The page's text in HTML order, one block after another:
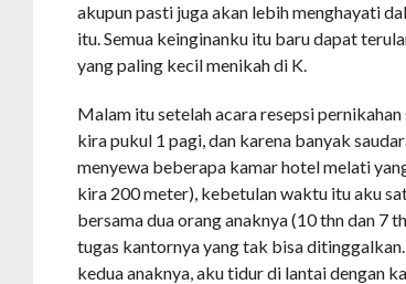
akupun pasti juga akan lebih menghayati
itu. Semua keinginanku itu baru dapat
yang paling kecil menikah di K.
Malam itu setelah acara resepsi
kira pukul 1 pagi, dan karena banyak
menyewa beberapa kamar hotel melati
kira 200 meter), kebetulan waktu itu aku
bersama dua orang anaknya (10 thn dan 7
tugas kantornya yang tak bisa
kedua anaknya, aku tidur di lantai dengan